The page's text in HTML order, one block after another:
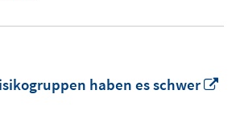
haben es schwer